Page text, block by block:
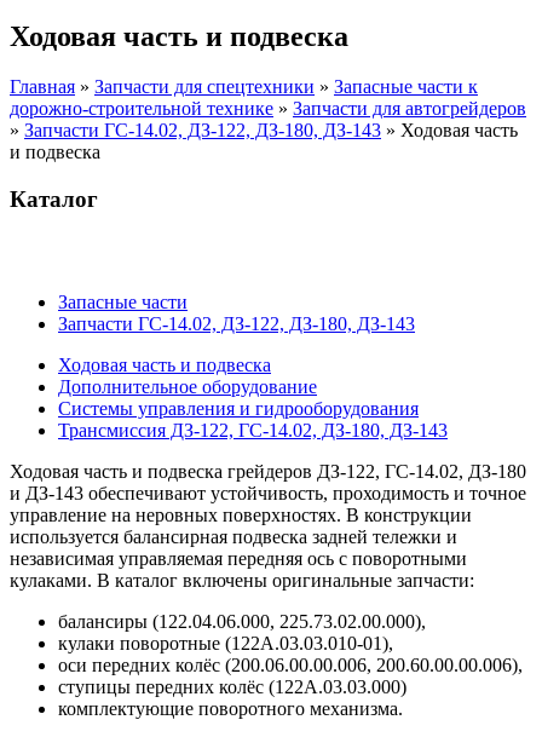
Ходовая часть и подвеска
Главная » Запчасти для спецтехники » Запасные части к
дорожно-строительной технике » Запчасти для автогрейдеров
» Запчасти ГС-14.02, ДЗ-122, ДЗ-180, ДЗ-143 » Ходовая часть
и подвеска
Каталог
Запасные части
Запчасти ГС-14.02, ДЗ-122, ДЗ-180, ДЗ-143
Ходовая часть и подвеска
Дополнительное оборудование
Системы управления и гидрооборудования
Трансмиссия ДЗ-122, ГС-14.02, ДЗ-180, ДЗ-143
Ходовая часть и подвеска грейдеров ДЗ-122, ГС-14.02, ДЗ-180
и ДЗ-143 обеспечивают устойчивость, проходимость и точное
управление на неровных поверхностях. В конструкции
используется балансирная подвеска задней тележки и
независимая управляемая передняя ось с поворотными
кулаками. В каталог включены оригинальные запчасти:
балансиры (122.04.06.000, 225.73.02.00.000),
кулаки поворотные (122А.03.03.010-01),
оси передних колёс (200.06.00.00.006, 200.60.00.00.006),
ступицы передних колёс (122А.03.03.000)
комплектующие поворотного механизма.